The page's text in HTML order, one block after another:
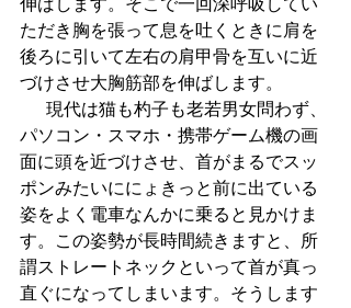
ただき胸を張って息を吐くときに肩を
後ろに引いて左右の肩甲骨を互いに近
づけさせ大胸筋部を伸ばします。
パソコン・スマホ・携帯ゲーム機の画
面に頭を近づけさせ、首がまるでスッ
ポンみたいににょきっと前に出ている
姿をよく電車なんかに乗ると見かけま
す。この姿勢が長時間続きますと、所
謂ストレートネックといって首が真っ
直ぐになってしまいます。そうします